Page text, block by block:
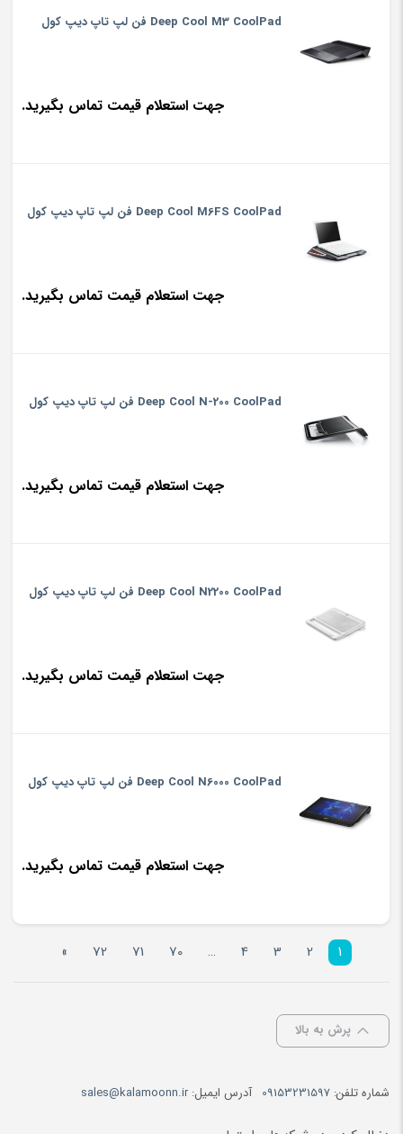
Deep Cool M3 CoolPad فن لپ تاپ دیپ کول
جهت استعلام قیمت تماس بگیرید.
Deep Cool M6FS CoolPad فن لپ تاپ دیپ کول
جهت استعلام قیمت تماس بگیرید.
Deep Cool N-200 CoolPad فن لپ تاپ دیپ کول
جهت استعلام قیمت تماس بگیرید.
Deep Cool N2200 CoolPad فن لپ تاپ دیپ کول
جهت استعلام قیمت تماس بگیرید.
Deep Cool N6000 CoolPad فن لپ تاپ دیپ کول
جهت استعلام قیمت تماس بگیرید.
1
2
3
4
…
70
71
72
»
پرش به بالا
شماره تلفن: 09153231597 آدرس ایمیل:sales@kalamoonn.ir